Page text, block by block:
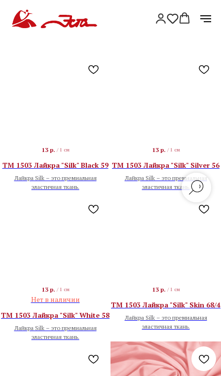
13 р. / 1 см
TM 1503 Лайкра "Silk" Black 59
Лайкра Silk – это премиальная
эластичная ткань.
13 р. / 1 см
TM 1503 Лайкра "Silk" Silver 56
Лайкра Silk – это премиальная
эластичная ткань.
13 р. / 1 см
Нет в наличии
TM 1503 Лайкра "Silk" White 58
Лайкра Silk – это премиальная
эластичная ткань.
13 р. / 1 см
TM 1503 Лайкра "Silk" Skin 68/4
Лайкра Silk – это премиальная
эластичная ткань.